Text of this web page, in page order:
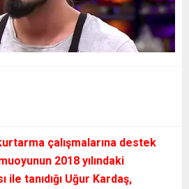
çalışmalarına destek
2018 yılındaki
ile tanıdığı Uğur Kardaş,